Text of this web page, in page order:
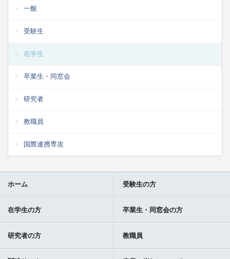
一般
受験生
在学生
卒業生・同窓会
研究者
教職員
国際連携専攻
ホーム 受験生の方
在学生の方 卒業生・同窓会の方
研究者の方 教職員